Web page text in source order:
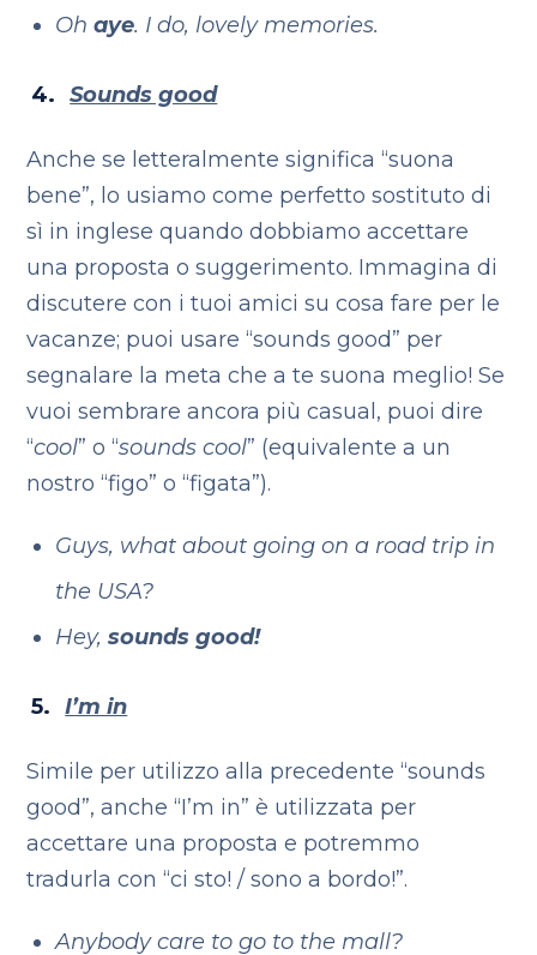
Oh aye. I do, lovely memories.
Sounds good
Anche se letteralmente significa “suona
bene”, lo usiamo come perfetto sostituto di
sì in inglese quando dobbiamo accettare
una proposta o suggerimento. Immagina di
discutere con i tuoi amici su cosa fare per le
vacanze; puoi usare “sounds good” per
segnalare la meta che a te suona meglio! Se
vuoi sembrare ancora più casual, puoi dire
“cool” o “sounds cool” (equivalente a un
nostro “figo” o “figata”).
Guys, what about going on a road trip in
the USA?
Hey, sounds good!
I’m in
Simile per utilizzo alla precedente “sounds
good”, anche “I’m in” è utilizzata per
accettare una proposta e potremmo
tradurla con “ci sto! / sono a bordo!”.
Anybody care to go to the mall?